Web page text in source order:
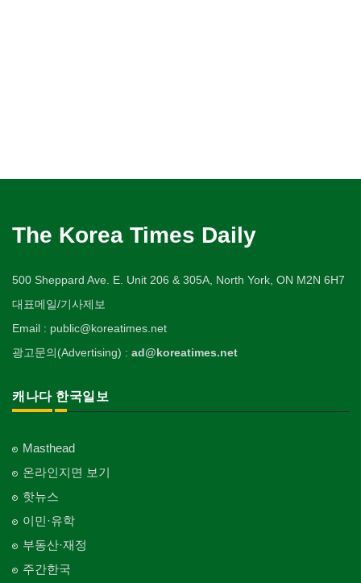
The Korea Times Daily
500 Sheppard Ave. E. Unit 206 & 305A, North York, ON M2N 6H7
대표메일/기사제보
Email : public@koreatimes.net
광고문의(Advertising) : ad@koreatimes.net
캐나다 한국일보
Masthead
온라인지면 보기
핫뉴스
이민·유학
부동산·재정
주간한국